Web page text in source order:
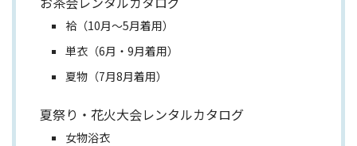
袷（10月～5月着用）
単衣（6月・9月着用）
夏物（7月8月着用）
夏祭り・花火大会レンタルカタログ
女物浴衣